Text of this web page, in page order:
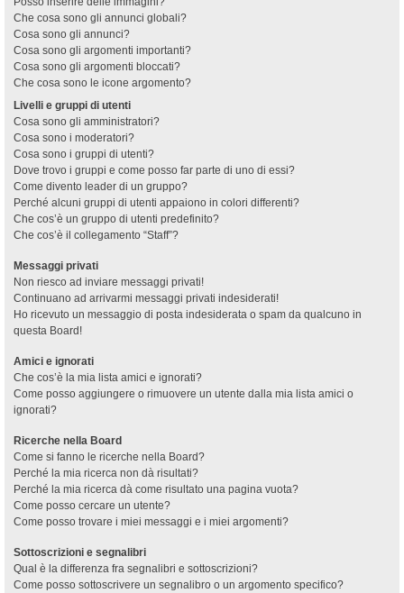
Che cosa sono gli annunci globali?
Cosa sono gli annunci?
Cosa sono gli argomenti importanti?
Cosa sono gli argomenti bloccati?
Che cosa sono le icone argomento?
Livelli e gruppi di utenti
Cosa sono gli amministratori?
Cosa sono i moderatori?
Cosa sono i gruppi di utenti?
Dove trovo i gruppi e come posso far parte di uno di essi?
Come divento leader di un gruppo?
Perché alcuni gruppi di utenti appaiono in colori differenti?
Che cos’è un gruppo di utenti predefinito?
Che cos’è il collegamento “Staff”?
Messaggi privati
Non riesco ad inviare messaggi privati!
Continuano ad arrivarmi messaggi privati indesiderati!
Ho ricevuto un messaggio di posta indesiderata o spam da qualcuno in
questa Board!
Amici e ignorati
Che cos’è la mia lista amici e ignorati?
Come posso aggiungere o rimuovere un utente dalla mia lista amici o
ignorati?
Ricerche nella Board
Come si fanno le ricerche nella Board?
Perché la mia ricerca non dà risultati?
Perché la mia ricerca dà come risultato una pagina vuota?
Come posso cercare un utente?
Come posso trovare i miei messaggi e i miei argomenti?
Sottoscrizioni e segnalibri
Qual è la differenza fra segnalibri e sottoscrizioni?
Come posso sottoscrivere un segnalibro o un argomento specifico?